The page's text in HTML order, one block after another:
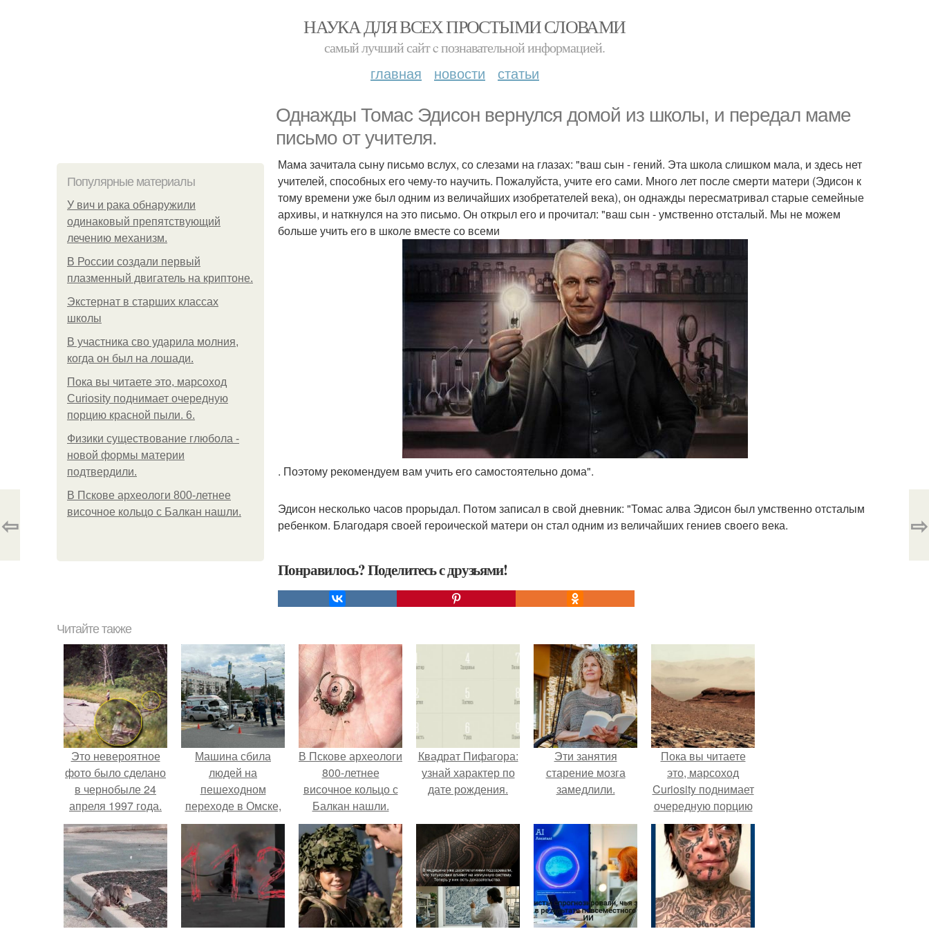
НАУКА ДЛЯ ВСЕХ ПРОСТЫМИ СЛОВАМИ
самый лучший сайт c познавательной информацией.
главная новости статьи
Однажды Томас Эдисон вернулся домой из школы, и передал маме
письмо от учителя.
Популярные материалы
У вич и рака обнаружили
одинаковый препятствующий
лечению механизм.
В России создали первый
плазменный двигатель на криптоне.
Экстернат в старших классах
школы
В участника сво ударила молния,
когда он был на лошади.
Пока вы читаете это, марсоход
Curiosity поднимает очередную
порцию красной пыли. 6.
Физики существование глюбола -
новой формы материи
подтвердили.
В Пскове археологи 800-летнее
височное кольцо с Балкан нашли.
Мама зачитала сыну письмо вслух, со слезами на глазах: "ваш сын - гений. Эта школа слишком мала, и здесь нет
учителей, способных его чему-то научить. Пожалуйста, учите его сами. Много лет после смерти матери (Эдисон к
тому времени уже был одним из величайших изобретателей века), он однажды пересматривал старые семейные
архивы, и наткнулся на это письмо. Он открыл его и прочитал: "ваш сын - умственно отсталый. Мы не можем
больше учить его в школе вместе со всеми
. Поэтому рекомендуем вам учить его самостоятельно дома".
Эдисон несколько часов прорыдал. Потом записал в свой дневник: "Томас алва Эдисон был умственно отсталым
ребенком. Благодаря своей героической матери он стал одним из величайших гениев своего века.
Понравилось? Поделитесь с друзьями!
⇦ ⇨
Читайте также
Это невероятное
фото было сделано
в чернобыле 24
апреля 1997 года.
Машина сбила
людей на
пешеходном
переходе в Омске,
пострадали 8
человек.
В Пскове археологи
800-летнее
височное кольцо с
Балкан нашли.
Квадрат Пифагора:
узнай характер по
дате рождения.
Эти занятия
старение мозга
замедлили.
Пока вы читаете
это, марсоход
Curiosity поднимает
очередную порцию
красной пыли. 6.